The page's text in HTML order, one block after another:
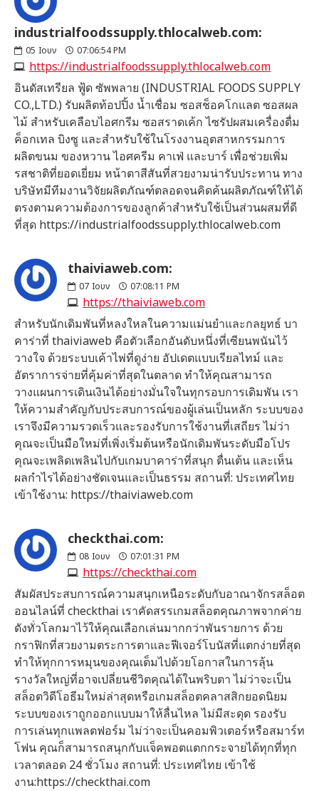
industrialfoodssupply.thlocalweb.com:
05 Ιουν 07:06:54 PM
https://industrialfoodssupply.thlocalweb.com
อินดัสเทรียล ฟู้ด ซัพพลาย (INDUSTRIAL FOODS SUPPLY
CO.,LTD.) รับผลิตท้อปปิ้ง น้ำเชื่อม ซอสช็อคโกแลต ซอสผล
ไม้ สำหรับเคลือบไอศกรีม ซอสราดเค้ก ไซรัปผสมเครื่องดื่ม
ค็อกเทล บิงซู และสำหรับใช้ในโรงงานอุตสาหกรรมการ
ผลิตขนม ของหวาน ไอศครีม คาเฟ่ และบาร์ เพื่อช่วยเพิ่ม
รสชาติที่ยอดเยี่ยม หน้าตาสีสันที่สวยงามน่ารับประทาน ทาง
บริษัทมีทีมงานวิจัยผลิตภัณฑ์ตลอดจนคิดค้นผลิตภัณฑ์ให้ได้
ตรงตามความต้องการของลูกค้าสำหรับใช้เป็นส่วนผสมที่ดี
ที่สุด https://industrialfoodssupply.thlocalweb.com
thaiviaweb.com:
07 Ιουν 07:08:11 PM
https://thaiviaweb.com
สำหรับนักเดิมพันที่หลงใหลในความแม่นยำและกลยุทธ์ บา
คาร่าที่ thaiviaweb คือตัวเลือกอันดับหนึ่งที่เซียนพนันไว้
วางใจ ด้วยระบบเค้าไพ่ที่ดูง่าย อัปเดตแบบเรียลไทม์ และ
อัตราการจ่ายที่คุ้มค่าที่สุดในตลาด ทำให้คุณสามารถ
วางแผนการเดินเงินได้อย่างมั่นใจในทุกรอบการเดิมพัน เรา
ให้ความสำคัญกับประสบการณ์ของผู้เล่นเป็นหลัก ระบบของ
เราจึงมีความรวดเร็วและรองรับการใช้งานที่เสถียร ไม่ว่า
คุณจะเป็นมือใหม่ที่เพิ่งเริ่มต้นหรือนักเดิมพันระดับมือโปร
คุณจะเพลิดเพลินไปกับเกมบาคาร่าที่สนุก ตื่นเต้น และเห็น
ผลกำไรได้อย่างชัดเจนและเป็นธรรม สถานที่: ประเทศไทย
เข้าใช้งาน: https://thaiviaweb.com
checkthai.com:
08 Ιουν 07:01:31 PM
https://checkthai.com
สัมผัสประสบการณ์ความสนุกเหนือระดับกับอาณาจักรสล็อต
ออนไลน์ที่ checkthai เราคัดสรรเกมสล็อตคุณภาพจากค่าย
ดังทั่วโลกมาไว้ให้คุณเลือกเล่นมากกว่าพันรายการ ด้วย
กราฟิกที่สวยงามตระการตาและฟีเจอร์โบนัสที่แตกง่ายที่สุด
ทำให้ทุกการหมุนของคุณเต็มไปด้วยโอกาสในการลุ้น
รางวัลใหญ่ที่อาจเปลี่ยนชีวิตคุณได้ในพริบตา ไม่ว่าจะเป็น
สล็อตวิดีโอธีมใหม่ล่าสุดหรือเกมสล็อตคลาสสิกยอดนิยม
ระบบของเราถูกออกแบบมาให้ลื่นไหล ไม่มีสะดุด รองรับ
การเล่นทุกแพลตฟอร์ม ไม่ว่าจะเป็นคอมพิวเตอร์หรือสมาร์ท
โฟน คุณก็สามารถสนุกกับแจ็คพอตแตกกระจายได้ทุกที่ทุก
เวลาตลอด 24 ชั่วโมง สถานที่: ประเทศไทย เข้าใช้
งาน:https://checkthai.com